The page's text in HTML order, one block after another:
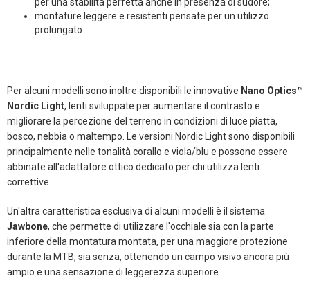
montature leggere e resistenti pensate per un utilizzo
prolungato.
Per alcuni modelli sono inoltre disponibili le innovative Nano Optics™
Nordic Light, lenti sviluppate per aumentare il contrasto e
migliorare la percezione del terreno in condizioni di luce piatta,
bosco, nebbia o maltempo. Le versioni Nordic Light sono disponibili
principalmente nelle tonalità corallo e viola/blu e possono essere
abbinate all'adattatore ottico dedicato per chi utilizza lenti
correttive.
Un'altra caratteristica esclusiva di alcuni modelli è il sistema
Jawbone, che permette di utilizzare l'occhiale sia con la parte
inferiore della montatura montata, per una maggiore protezione
durante la MTB, sia senza, ottenendo un campo visivo ancora più
ampio e una sensazione di leggerezza superiore.